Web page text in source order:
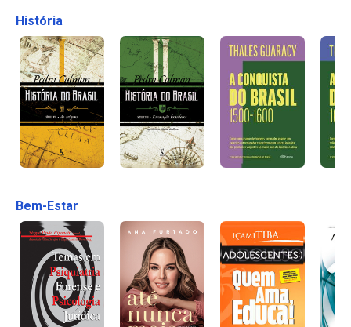
História
Bem-Estar